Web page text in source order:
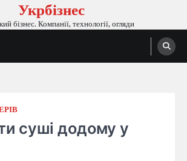
Укрбізнес
бізнес. Компанії, технології, огляди
суші додому у